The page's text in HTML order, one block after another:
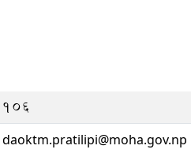
106
daoktm.pratilipi@moha.gov.np